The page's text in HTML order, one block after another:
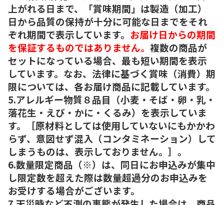
上がれる日まで、「賞味期間」は製造（加工）
日から品質の保持が十分に可能な日までをそれ
ぞれ期間で表示しています。 お届け日からの期間
を保証するものではありません。 複数の商品が
セットになっている場合、最も短い期間を表示
しています。なお、法律に基づく賞味（消費）期
限については、各お届け商品に記載しています。
5.アレルギー物質８品目（小麦・そば・卵・乳・
落花生・えび・かに・くるみ）を表示していま
す。［原材料としては使用していないにもかかわ
らず、意図せず混入（コンタミネーション）して
しまうものは、表示しておりません。］。
6.数量限定商品（※）は、同日にお申込みが集中
し限定数を超えた際は数量超過分のお申込みを
お受けする場合がございます。